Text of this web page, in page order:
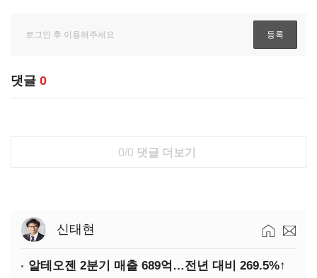
댓글 0
0/0 댓글 더보기
신태현
알테오젠 2분기 매출 689억…전년 대비 269.5%↑